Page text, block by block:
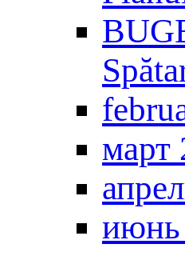
март
июнь